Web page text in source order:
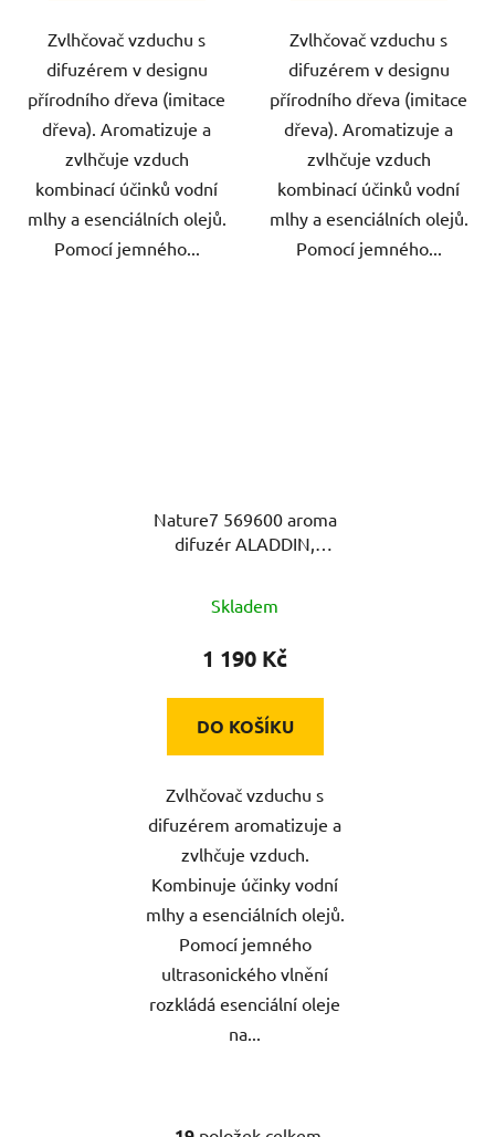
Zvlhčovač vzduchu s
difuzérem v designu
přírodního dřeva (imitace
dřeva). Aromatizuje a
zvlhčuje vzduch
kombinací účinků vodní
mlhy a esenciálních olejů.
Pomocí jemného...
Zvlhčovač vzduchu s
difuzérem v designu
přírodního dřeva (imitace
dřeva). Aromatizuje a
zvlhčuje vzduch
kombinací účinků vodní
mlhy a esenciálních olejů.
Pomocí jemného...
Nature7 569600 aroma
difuzér ALADDIN,
Skladem
1 190 Kč
DO KOŠÍKU
Zvlhčovač vzduchu s
difuzérem aromatizuje a
zvlhčuje vzduch.
Kombinuje účinky vodní
mlhy a esenciálních olejů.
Pomocí jemného
ultrasonického vlnění
rozkládá esenciální oleje
na...